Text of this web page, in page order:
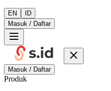
EN
ID
Masuk / Daftar
Masuk / Daftar
Produk